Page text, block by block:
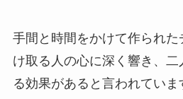
手間と時間をかけて作られ
け取る人の心に深く響き、
る効果があると言われていま